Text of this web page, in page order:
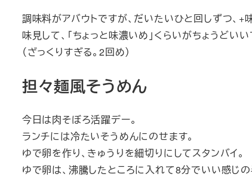
調味料がアバウトですが、だいたいひと回しずつ、+
味見して、「ちょっと味濃いめ」くらいがちょうどいい
（ざっくりすぎる。2回め）
担々麺風そうめん
今日は肉そぼろ活躍デー。
ランチには冷たいそうめんにのせます。
ゆで卵を作り、きゅうりを細切りにしてスタンバイ。
ゆで卵は、沸騰したところに入れて8分でいい感じ